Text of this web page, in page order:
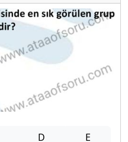
D E